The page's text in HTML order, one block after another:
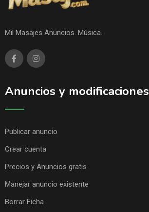
Mil Masajes Anuncios. Música.
Anuncios y modificaciones
Publicar anuncio
Crear cuenta
Precios y Anuncios gratis
Manejar anuncio existente
Borrar Ficha